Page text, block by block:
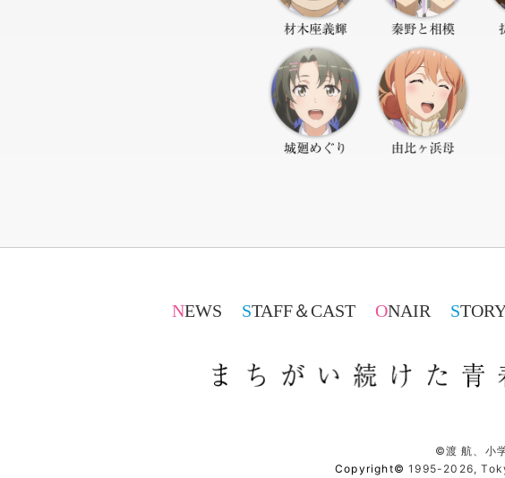
NEWS STAFF＆CAST ONAIR
©渡 航、小
Copyright© 1995-2026,